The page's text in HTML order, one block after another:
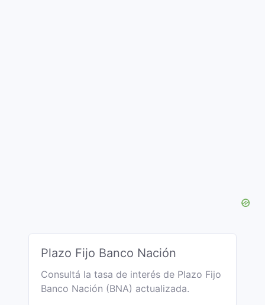
Plazo Fijo Banco Nación
Consultá la tasa de interés de Plazo Fijo
Banco Nación (BNA) actualizada.